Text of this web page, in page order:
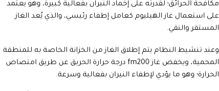
مكافحة الحرائق؛ لقدرته على إخماد النيران بفعالية كبيرة، وهو يعتمد
على استعمال غاز الهيليوم كعامل إطفاء رئيسي، والذي يُعد الغاز
المستقر والنقي.
وعند تنشيط النظام يتم إطلاق الغاز من الخزانة الخاصة به للمنطقة
المحمية، ويخفض غاز fm200 درجة حرارة الحريق عن طريق امتصاص
الحرارة؛ وهو ما يؤدي لإطفاء النيران بفعالية وسرعة.